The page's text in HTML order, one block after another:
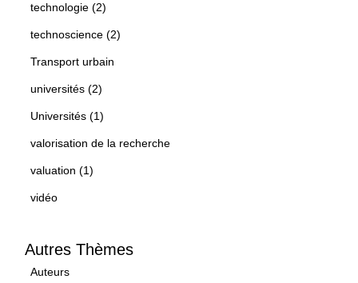
technologie (2)
technoscience (2)
Transport urbain
universités (2)
Universités (1)
valorisation de la recherche
valuation (1)
vidéo
Autres Thèmes
Auteurs